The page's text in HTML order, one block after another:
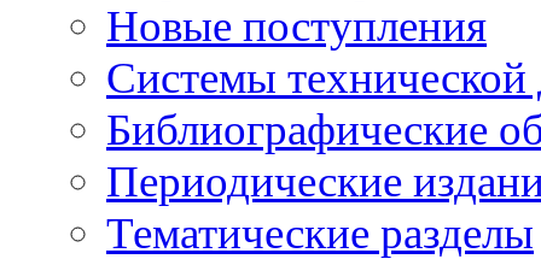
Новые поступления
Cистемы
Библиографические
Периодические
Тематические разделы